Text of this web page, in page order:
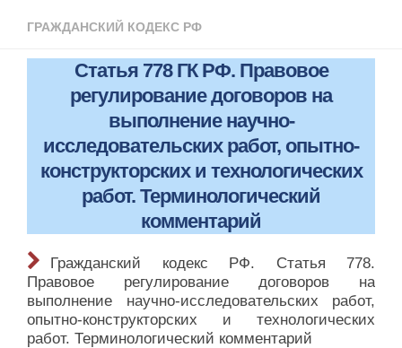
КБК 2019
ОКВЭД 2019
Законодательство
ГРАЖДАНСКИЙ КОДЕКС РФ
Статья 778 ГК РФ. Правовое
регулирование договоров на
выполнение научно-
исследовательских работ, опытно-
конструкторских и технологических
работ. Терминологический
комментарий
Гражданский кодекс РФ. Статья 778.
Правовое регулирование договоров на
выполнение научно-исследовательских работ,
опытно-конструкторских и технологических
работ. Терминологический комментарий